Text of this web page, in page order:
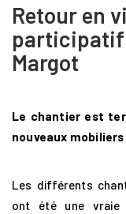
Retour en
participatif
Margot
Le chantier est
nouveaux mobiliers
Les différents
ont été une vraie